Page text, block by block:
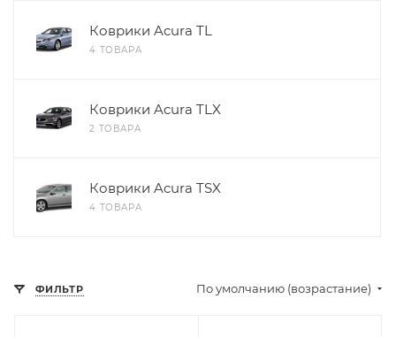
Коврики Acura TL
4 ТОВАРА
Коврики Acura TLX
2 ТОВАРА
Коврики Acura TSX
4 ТОВАРА
ФИЛЬТР По умолчанию (возрастание)